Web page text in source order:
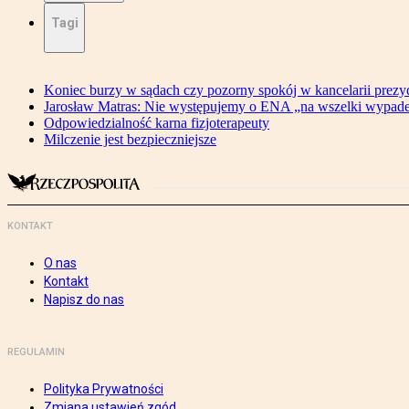
Tagi
Koniec burzy w sądach czy pozorny spokój w kancelarii
Jarosław Matras: Nie występujemy o ENA „na wszelki
Odpowiedzialność karna fizjoterapeuty
Milczenie jest bezpieczniejsze
KONTAKT
O nas
Kontakt
Napisz do nas
REGULAMIN
Polityka Prywatności